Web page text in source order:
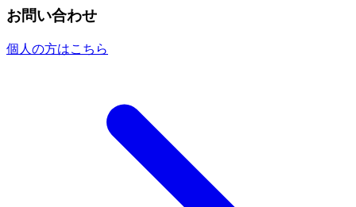
お問い合わせ
個人の方はこちら